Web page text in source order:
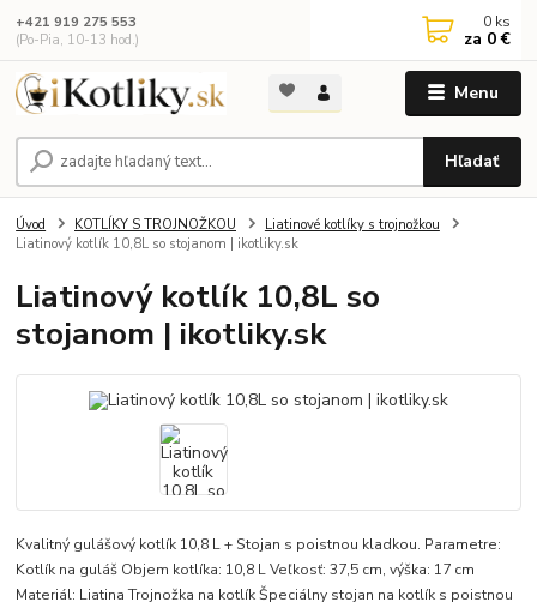
Menu
Hľadať
+421 919 275 553
(Po-Pia, 10-13 hod.)
0 ks
za 0 €
Úvod KOTLÍKY S TROJNOŽKOU
Liatinové kotlíky s trojnožkou
Liatinový kotlík 10,8L so stojanom | ikotliky.sk
Liatinový kotlík 10,8L so
stojanom | ikotliky.sk
Kvalitný gulášový kotlík 10,8 L + Stojan s poistnou kladkou. Parametre:
Kotlík na guláš Objem kotlíka: 10,8 L Veľkosť: 37,5 cm, výška: 17 cm
Materiál: Liatina Trojnožka na kotlík Špeciálny stojan na kotlík s poistnou